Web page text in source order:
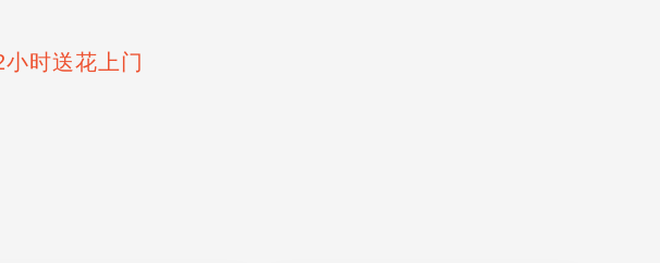
时送花上门